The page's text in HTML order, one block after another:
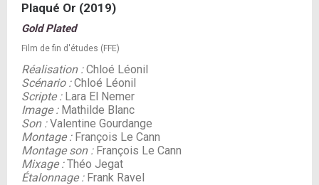
Plaqué Or (2019)
Gold Plated
Film de fin d'études (FFE)
Réalisation :Chloé Léonil
Scénario :Chloé Léonil
Scripte :Lara El Nemer
Image :Mathilde Blanc
Son :Valentine Gourdange
Montage :François Le Cann
Montage son :François Le Cann
Mixage :Théo Jegat
Étalonnage :Frank Ravel